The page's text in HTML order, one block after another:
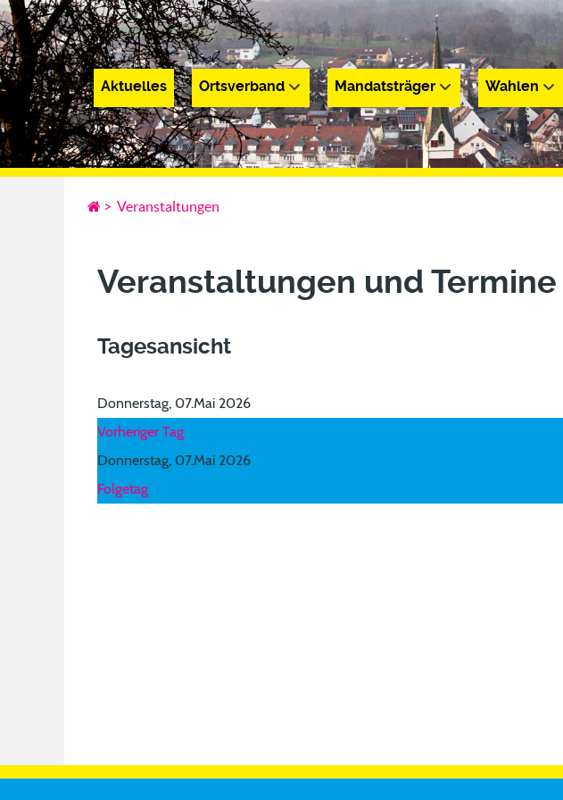
Aktuelles Ortsverband Mandatsträger Wahlen
Aktuelles Ortsverband Mandatsträger Wahlen
> Veranstaltungen
Veranstaltungen und Termine
Tagesansicht
Donnerstag, 07.Mai 2026
Vorheriger Tag
Donnerstag, 07.Mai 2026
Folgetag